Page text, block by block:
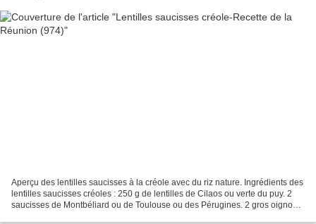
Aperçu des lentilles saucisses à la créole avec du riz nature. Ingrédients des
lentilles saucisses créoles : 250 g de lentilles de Cilaos ou verte du puy. 2
saucisses de Montbéliard ou de Toulouse ou des Pérugines. 2 gros oignons